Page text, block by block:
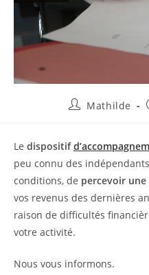
Mathilde
Le dispositif
peu connu des
conditions, de percevoir
vos revenus des dernières
raison de difficultés
votre activité.
Nous vous informons.